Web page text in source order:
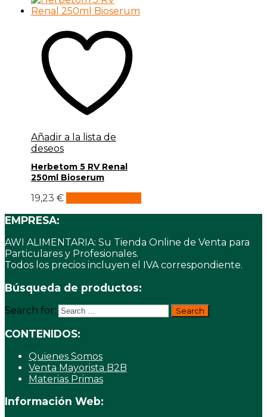
Añadir a la lista de
deseos
Herbetom 5 RV Renal
250ml Bioserum
19,23 €
EMPRESA:
AWI ALIMENTARIA: Su Tienda Online de Venta para
Particulares y Profesionales.
Todos los precios incluyen el IVA correspondiente.
Búsqueda de productos:
Search for:
CONTENIDOS:
Quienes Somos
Venta Mayorista B2B
Materias Primas
Información Web: